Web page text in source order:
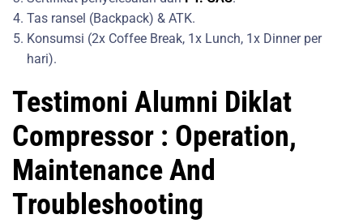
Tas ransel (Backpack) & ATK.
Konsumsi (2x Coffee Break, 1x Lunch, 1x Dinner per
hari).
Testimoni Alumni Diklat
Compressor : Operation,
Maintenance And
Troubleshooting